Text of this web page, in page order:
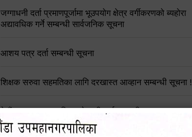
जग्गाधनी दर्ता प्रमाणपूर्जामा भूउपयोग क्षेत्र वर्गीकरणको ब्यहोरा
अद्यावधिक गर्ने सम्बन्धी सार्वजनिक सूचना
आशय पत्र दर्ता सम्बन्धी सूचना
शिक्षक सरुवा सहमतिका लागि दरखास्त आव्हान सम्बन्धी सूचना !
हेटौंडा उपमहानगरपालिकाको सूची दर्ता सम्बन्धी सूचना